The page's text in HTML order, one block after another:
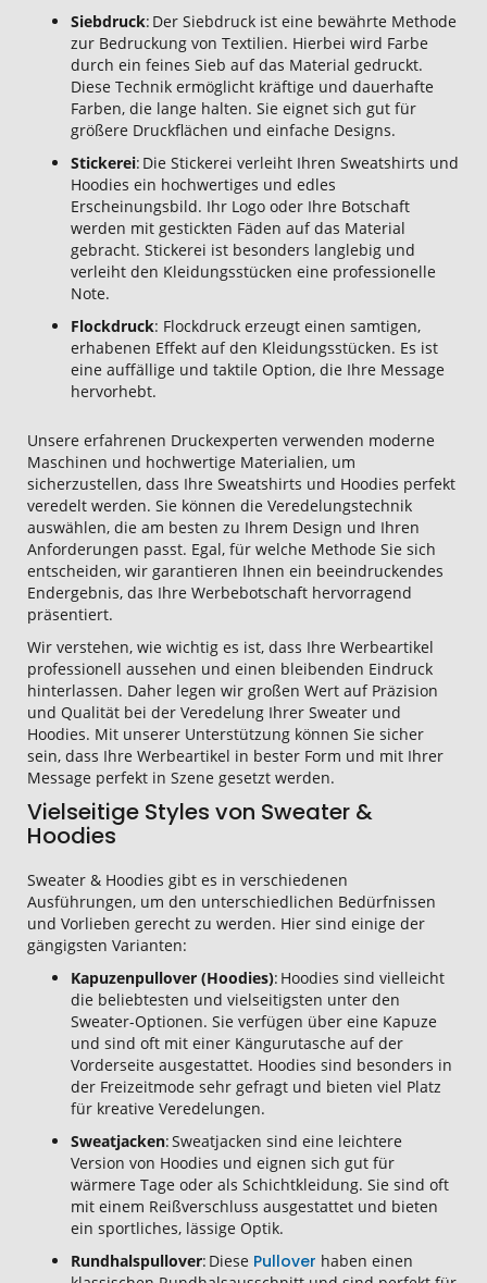
Siebdruck: Der Siebdruck ist eine bewährte Methode
zur Bedruckung von Textilien. Hierbei wird Farbe
durch ein feines Sieb auf das Material gedruckt.
Diese Technik ermöglicht kräftige und dauerhafte
Farben, die lange halten. Sie eignet sich gut für
größere Druckflächen und einfache Designs.
Stickerei: Die Stickerei verleiht Ihren Sweatshirts und
Hoodies ein hochwertiges und edles
Erscheinungsbild. Ihr Logo oder Ihre Botschaft
werden mit gestickten Fäden auf das Material
gebracht. Stickerei ist besonders langlebig und
verleiht den Kleidungsstücken eine professionelle
Note.
Flockdruck: Flockdruck erzeugt einen samtigen,
erhabenen Effekt auf den Kleidungsstücken. Es ist
eine auffällige und taktile Option, die Ihre Message
hervorhebt.
Unsere erfahrenen Druckexperten verwenden moderne
Maschinen und hochwertige Materialien, um
sicherzustellen, dass Ihre Sweatshirts und Hoodies perfekt
veredelt werden. Sie können die Veredelungstechnik
auswählen, die am besten zu Ihrem Design und Ihren
Anforderungen passt. Egal, für welche Methode Sie sich
entscheiden, wir garantieren Ihnen ein beeindruckendes
Endergebnis, das Ihre Werbebotschaft hervorragend
präsentiert.
Wir verstehen, wie wichtig es ist, dass Ihre Werbeartikel
professionell aussehen und einen bleibenden Eindruck
hinterlassen. Daher legen wir großen Wert auf Präzision
und Qualität bei der Veredelung Ihrer Sweater und
Hoodies. Mit unserer Unterstützung können Sie sicher
sein, dass Ihre Werbeartikel in bester Form und mit Ihrer
Message perfekt in Szene gesetzt werden.
Vielseitige Styles von Sweater &
Hoodies
Sweater & Hoodies gibt es in verschiedenen
Ausführungen, um den unterschiedlichen Bedürfnissen
und Vorlieben gerecht zu werden. Hier sind einige der
gängigsten Varianten:
Kapuzenpullover (Hoodies): Hoodies sind vielleicht
die beliebtesten und vielseitigsten unter den
Sweater-Optionen. Sie verfügen über eine Kapuze
und sind oft mit einer Kängurutasche auf der
Vorderseite ausgestattet. Hoodies sind besonders in
der Freizeitmode sehr gefragt und bieten viel Platz
für kreative Veredelungen.
Sweatjacken: Sweatjacken sind eine leichtere
Version von Hoodies und eignen sich gut für
wärmere Tage oder als Schichtkleidung. Sie sind oft
mit einem Reißverschluss ausgestattet und bieten
ein sportliches, lässige Optik.
Rundhalspullover: Diese Pullover haben einen